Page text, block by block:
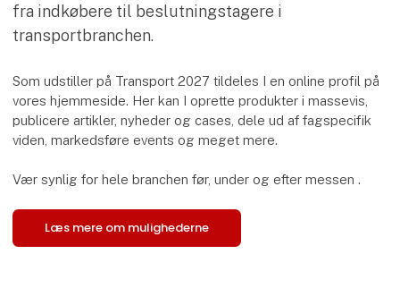
fra indkøbere til beslutningstagere i
transportbranchen.
Som udstiller på Transport 2027 tildeles I en online profil på
vores hjemmeside. Her kan I oprette produkter i massevis,
publicere artikler, nyheder og cases, dele ud af fagspecifik
viden, markedsføre events og meget mere.
Vær synlig for hele branchen før, under og efter messen .
Læs mere om mulighederne